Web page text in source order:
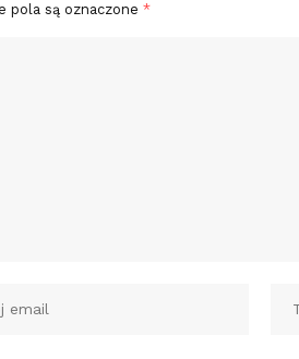
pola są oznaczone *